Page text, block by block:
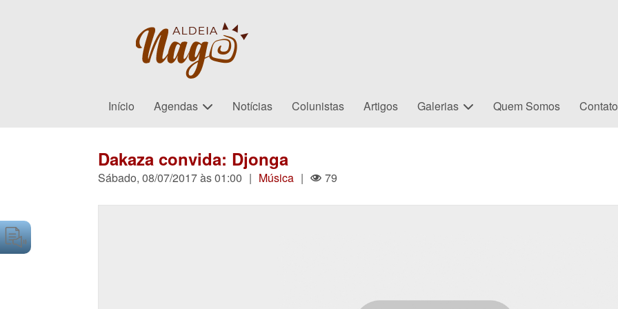
Início Agendas Notícias Colunistas Artigos Galerias Quem Somos Contato
Dakaza convida: Djonga
Sábado, 08/07/2017 às 01:00 | Música | 79